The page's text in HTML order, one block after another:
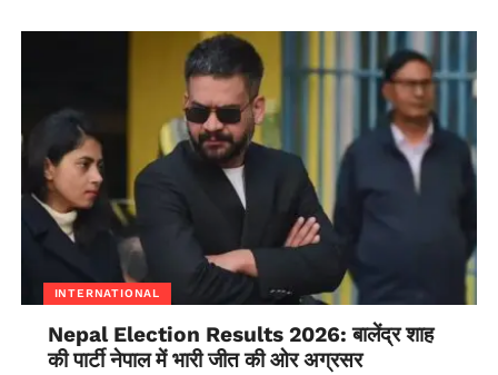
INTERNATIONAL
Nepal Election Results 2026: बालेंद्र शाह
की पार्टी नेपाल में भारी जीत की ओर अग्रसर